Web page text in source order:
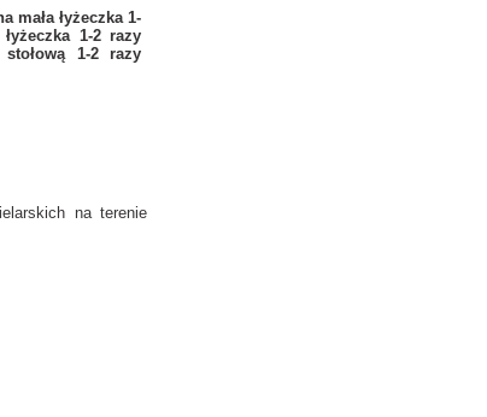
mała łyżeczka 1-
1-2 razy
1-2 razy
na terenie